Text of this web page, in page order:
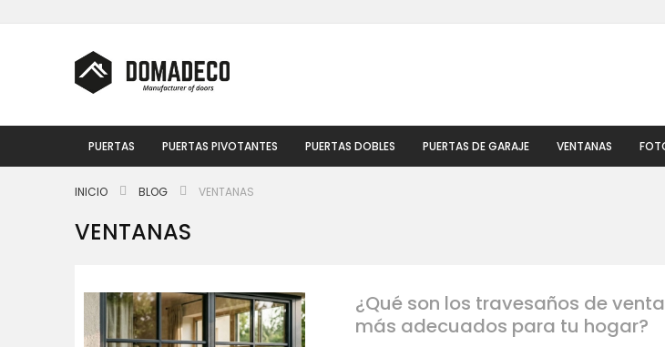
al
PUERTAS PUERTAS PIVOTANTES PUERTAS DOBLES PUERTAS DE GARAJE VENTANAS
INICIO BLOG VENTANAS
VENTANAS
¿Qué son los travesaños de
más adecuados para tu hogar?